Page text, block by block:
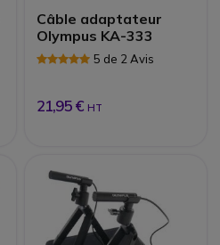
Câble adaptateur
Olympus KA-333
5 de 2 Avis
21,95 € HT